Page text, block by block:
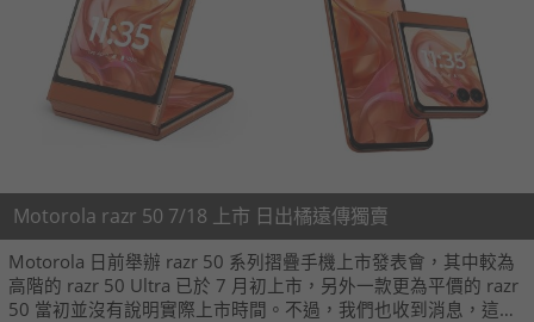
Motorola razr 50 7/18 上市 日出橘遠傳獨賣
Motorola 日前舉辦 razr 50 系列摺疊手機上市發表會，其中較為
高階的 razr 50 Ultra 已於 7 月初上市，另外一款更為平價的 razr
50 當初並沒有說明實際上市時間。不過，我們也收到消息，這款